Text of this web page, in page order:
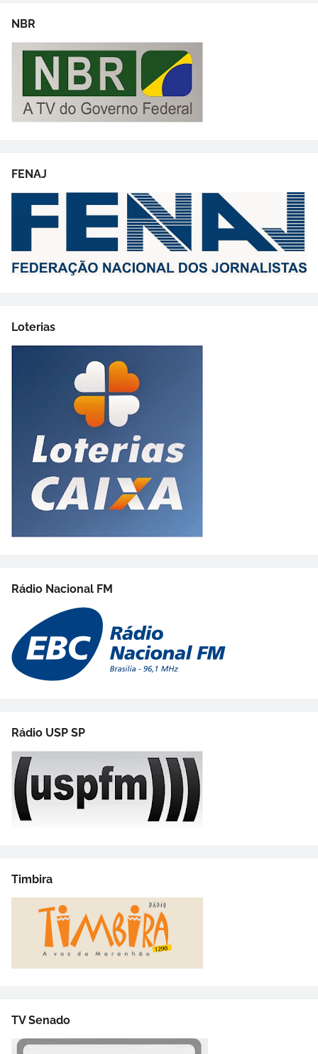
NBR
FENAJ
Loterias
Rádio Nacional FM
Rádio USP SP
Timbira
TV Senado